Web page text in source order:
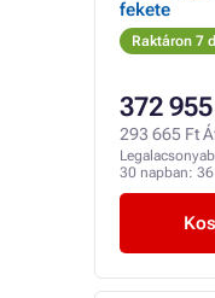
fekete
Raktáron 7
372
293 665 Ft
30 napban: